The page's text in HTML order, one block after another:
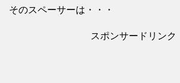
そのスペーサーは・・・
スポンサードリンク